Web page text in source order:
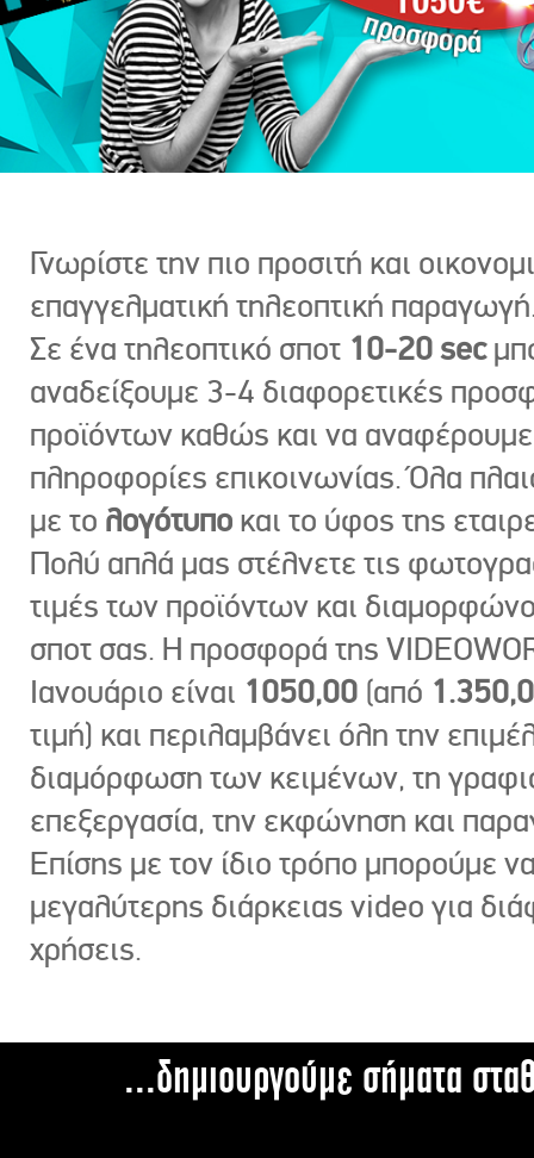
Γνωρίστε την πιο προσιτή και
επαγγελματική τηλεοπτική
Σε ένα τηλεοπτικό σποτ 10-20 sec
αναδείξουμε 3-4 διαφορετικές
προϊόντων καθώς και να
πληροφορίες επικοινωνίας. Όλα
με το λογότυπο και το ύφος της
Πολύ απλά μας στέλνετε τις
τιμές των προϊόντων και
σποτ σας. Η προσφορά της
Ιανουάριο είναι 1050,00 (από
τιμή) και περιλαμβάνει όλη την
διαμόρφωση των κειμένων, τη
επεξεργασία, την εκφώνηση και
Επίσης με τον ίδιο τρόπο μπορούμε
μεγαλύτερης διάρκειας video για
χρήσεις.
...δημιουργούμε σήματα